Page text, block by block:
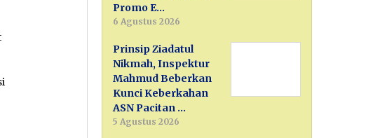
Promo E…
6 Agustus 2026
Prinsip Ziadatul
Nikmah, Inspektur
Mahmud Beberkan
Kunci Keberkahan
ASN Pacitan …
5 Agustus 2026